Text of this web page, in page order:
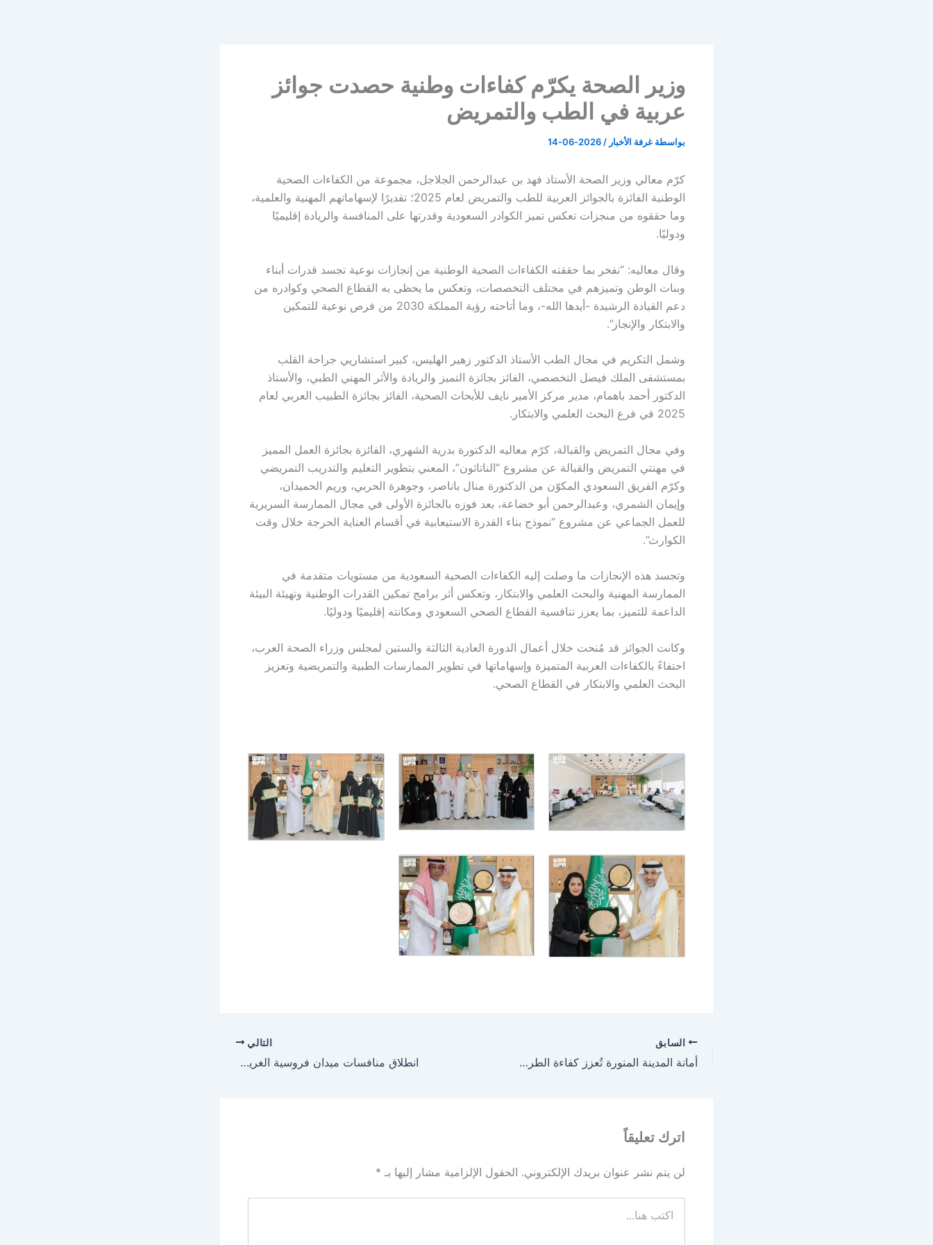
وزير الصحة يكرّم كفاءات وطنية حصدت جوائز
عربية في الطب والتمريض
بواسطة غرفة الأخبار /
2026-06-14
كرّم معالي وزير الصحة الأستاذ فهد بن عبدالرحمن الجلاجل، مجموعة من الكفاءات الصحية
الوطنية الفائزة بالجوائز العربية للطب والتمريض لعام 2025؛ تقديرًا لإسهاماتهم المهنية والعلمية،
وما حققوه من منجزات تعكس تميز الكوادر السعودية وقدرتها على المنافسة والريادة إقليميًا
ودوليًا.
وقال معاليه: “نفخر بما حققته الكفاءات الصحية الوطنية من إنجازات نوعية تجسد قدرات أبناء
وبنات الوطن وتميزهم في مختلف التخصصات، وتعكس ما يحظى به القطاع الصحي وكوادره من
دعم القيادة الرشيدة -أيدها الله-، وما أتاحته رؤية المملكة 2030 من فرص نوعية للتمكين
والابتكار والإنجاز”.
وشمل التكريم في مجال الطب الأستاذ الدكتور زهير الهليس، كبير استشاريي جراحة القلب
بمستشفى الملك فيصل التخصصي، الفائز بجائزة التميز والريادة والأثر المهني الطبي، والأستاذ
الدكتور أحمد باهمام، مدير مركز الأمير نايف للأبحاث الصحية، الفائز بجائزة الطبيب العربي لعام
2025 في فرع البحث العلمي والابتكار.
وفي مجال التمريض والقبالة، كرّم معاليه الدكتورة بدرية الشهري، الفائزة بجائزة العمل المميز
في مهنتي التمريض والقبالة عن مشروع “الناتاثون”، المعني بتطوير التعليم والتدريب التمريضي
وكرّم الفريق السعودي المكوّن من الدكتورة منال باناصر، وجوهرة الحربي، وريم الحميدان،
وإيمان الشمري، وعبدالرحمن أبو خضاعة، بعد فوزه بالجائزة الأولى في مجال الممارسة السريرية
للعمل الجماعي عن مشروع “نموذج بناء القدرة الاستيعابية في أقسام العناية الحرجة خلال وقت
الكوارث”.
وتجسد هذه الإنجازات ما وصلت إليه الكفاءات الصحية السعودية من مستويات متقدمة في
الممارسة المهنية والبحث العلمي والابتكار، وتعكس أثر برامج تمكين القدرات الوطنية وتهيئة البيئة
الداعمة للتميز، بما يعزز تنافسية القطاع الصحي السعودي ومكانته إقليميًا ودوليًا.
وكانت الجوائز قد مُنحت خلال أعمال الدورة العادية الثالثة والستين لمجلس وزراء الصحة العرب،
احتفاءً بالكفاءات العربية المتميزة وإسهاماتها في تطوير الممارسات الطبية والتمريضية وتعزيز
البحث العلمي والابتكار في القطاع الصحي.
السابق
أمانة المدينة المنورة تُعزز كفاءة الطرق بأنظمة وتقنيات متطورة
التالي
انطلاق منافسات ميدان فروسية الغريف في الخرمة 30 يوليو
اترك تعليقاً
لن يتم نشر عنوان بريدك الإلكتروني. الحقول الإلزامية مشار إليها بـ *
هنا...